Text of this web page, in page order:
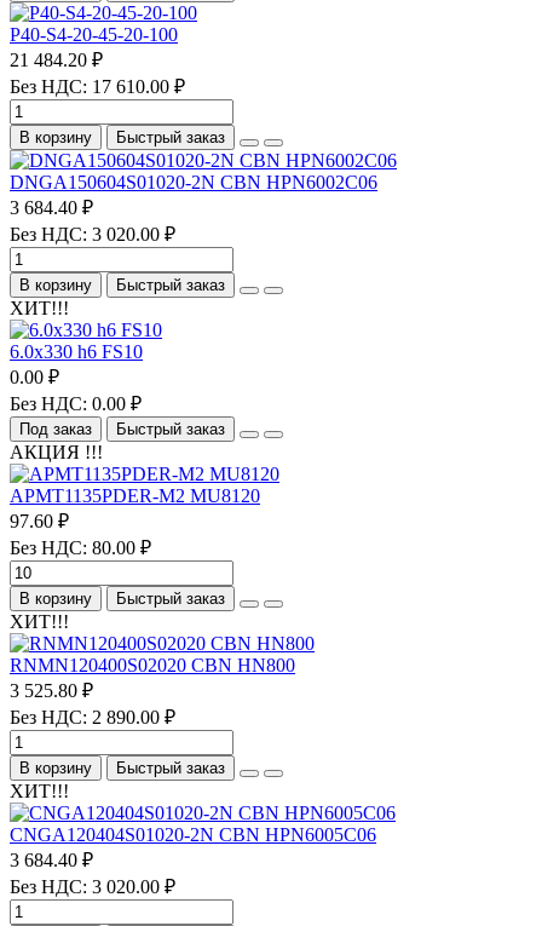
P40-S4-20-45-20-100
21 484.20 ₽
Без НДС: 17 610.00 ₽
В корзину Быстрый заказ
DNGA150604S01020-2N CBN HPN6002C06
3 684.40 ₽
Без НДС: 3 020.00 ₽
В корзину Быстрый заказ
ХИТ!!!
6.0х330 h6 FS10
0.00 ₽
Без НДС: 0.00 ₽
Под заказ Быстрый заказ
АКЦИЯ !!!
APMT1135PDER-M2 MU8120
97.60 ₽
Без НДС: 80.00 ₽
В корзину Быстрый заказ
ХИТ!!!
RNMN120400S02020 CBN HN800
3 525.80 ₽
Без НДС: 2 890.00 ₽
В корзину Быстрый заказ
ХИТ!!!
CNGA120404S01020-2N CBN HPN6005C06
3 684.40 ₽
Без НДС: 3 020.00 ₽